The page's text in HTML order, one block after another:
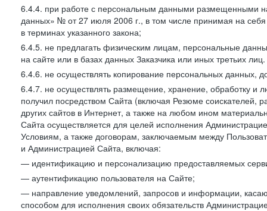
6.4.4. при работе с персональным данными размещенными
данных» № от 27 июля 2006 г., в том числе принимая на
в терминах указанного закона;
6.4.5. не предлагать физическим лицам, персональные
на сайте или в базах данных Заказчика или иных третьих лиц.
6.4.6. не осуществлять копирование персональных данных,
6.4.7. не осуществлять размещение, хранение, обработку и
получил посредством Сайта (включая Резюме
других сайтов в Интернет, а также на любом ином
Сайта осуществляется для целей исполнения
Условиям, а также договорам, заключаемым между
и Администрацией Сайта, включая:
— идентификацию и персонализацию предоставляемых
— аутентификацию пользователя на Сайте;
— направление уведомлений, запросов и информации,
способом для исполнения своих обязательств